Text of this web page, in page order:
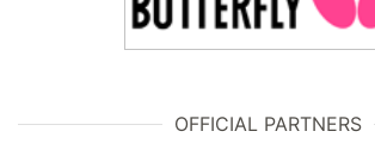
OFFICIAL PARTNERS